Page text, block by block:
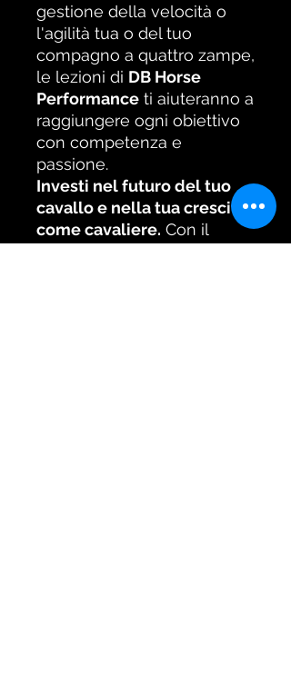
gestione della velocità o
l'agilità tua o del tuo
compagno a quattro zampe,
le lezioni di DB Horse
Performance ti aiuteranno a
raggiungere ogni obiettivo
con competenza e
passione.
Investi nel futuro del tuo
cavallo e nella tua crescita
come cavaliere. Con il